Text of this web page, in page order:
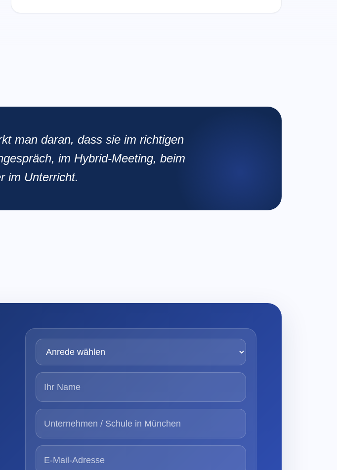
man daran, dass sie im richtigen
im Hybrid-Meeting, beim
im Unterricht.